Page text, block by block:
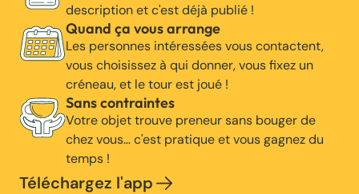
description et c'est déjà publié !
Quand ça vous arrange
Les personnes intéressées vous contactent,
vous choisissez à qui donner, vous fixez un
créneau, et le tour est joué !
Sans contraintes
Votre objet trouve preneur sans bouger de
chez vous… c'est pratique et vous gagnez du
temps !
Téléchargez l'app